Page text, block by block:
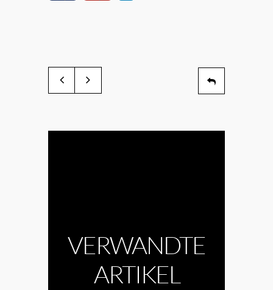
VERWANDTE
ARTIKEL